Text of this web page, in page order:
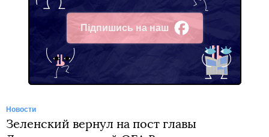
Підпишись на наш
Facebook
Новости
Зеленский вернул на пост главы